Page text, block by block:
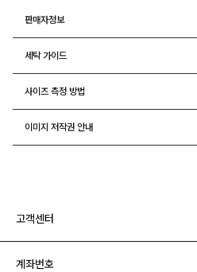
판매자정보
세탁 가이드
사이즈 측정 방법
이미지 저작권 안내
고객센터
계좌번호